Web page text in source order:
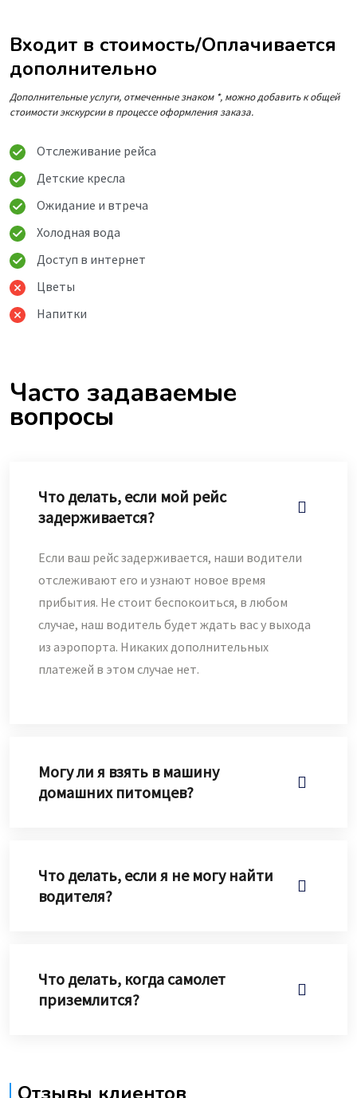
Входит в стоимость/Оплачивается
дополнительно
Дополнительные услуги, отмеченные знаком *, можно добавить к общей
стоимости экскурсии в процессе оформления заказа.
Отслеживание рейса
Детские кресла
Ожидание и втреча
Холодная вода
Доступ в интернет
Цветы
Напитки
Часто задаваемые
вопросы
Что делать, если мой рейс
задерживается?
Если ваш рейс задерживается, наши водители
отслеживают его и узнают новое время
прибытия. Не стоит беспокоиться, в любом
случае, наш водитель будет ждать вас у выхода
из аэропорта. Никаких дополнительных
платежей в этом случае нет.
Могу ли я взять в машину
домашних питомцев?
Что делать, если я не могу найти
водителя?
Что делать, когда самолет
приземлится?